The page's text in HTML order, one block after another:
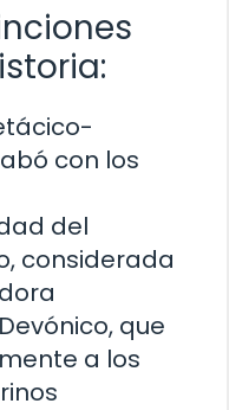
con los
del
considerada
que
a los